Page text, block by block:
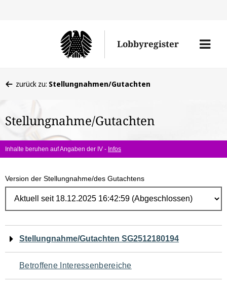
Lobbyregister
Menü
befinden
hier:
zurück zu: Stellungnahmen/Gutachten
Stellungnahme/Gutachten
Inhalte beruhen auf Angaben der IV - Infos
Version der Stellungnahme/des Gutachtens
Navigation
für
den
Stellungnahme/Gutachten SG2512180194
Betroffene Interessenbereiche